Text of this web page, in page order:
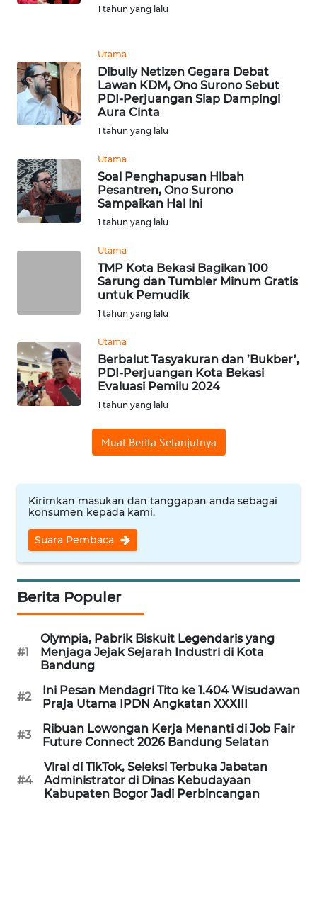
1 tahun yang lalu
Utama
Dibully Netizen Gegara Debat
Lawan KDM, Ono Surono Sebut
PDI-Perjuangan Siap Dampingi
Aura Cinta
1 tahun yang lalu
Utama
Soal Penghapusan Hibah
Pesantren, Ono Surono
Sampaikan Hal Ini
1 tahun yang lalu
Utama
TMP Kota Bekasi Bagikan 100
Sarung dan Tumbler Minum Gratis
untuk Pemudik
1 tahun yang lalu
Utama
Berbalut Tasyakuran dan ’Bukber’,
PDI-Perjuangan Kota Bekasi
Evaluasi Pemilu 2024
1 tahun yang lalu
Muat Berita Selanjutnya
Kirimkan masukan dan tanggapan anda sebagai
konsumen kepada kami.
Suara Pembaca
Berita Populer
#1
Olympia, Pabrik Biskuit Legendaris yang
Menjaga Jejak Sejarah Industri di Kota
Bandung
#2
Ini Pesan Mendagri Tito ke 1.404 Wisudawan
Praja Utama IPDN Angkatan XXXIII
#3
Ribuan Lowongan Kerja Menanti di Job Fair
Future Connect 2026 Bandung Selatan
#4
Viral di TikTok, Seleksi Terbuka Jabatan
Administrator di Dinas Kebudayaan
Kabupaten Bogor Jadi Perbincangan
LAWAS
WN
SUMEDANG
CIANJUR
WN
KEPULAUAN
WN
CIREBON
KUNINGAN
WN
MAJALENGKA
WN
SUBANG
WN
SUKABUMI
WN
PURWAKARTA
WN
TIMUR